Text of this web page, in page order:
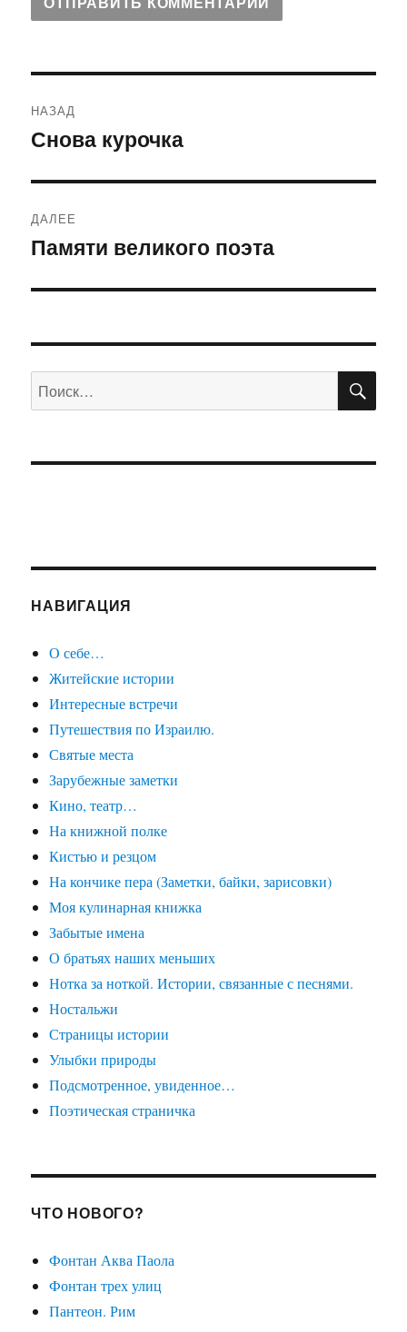
по
НАЗАД
Предыдущая
Снова курочка
ДАЛЕЕ
Следующая
Памяти великого поэта
Искать:
НАВИГАЦИЯ
О себе…
Житейские истории
Интересные встречи
Путешествия по Израилю.
Святые места
Зарубежные заметки
Кино, театр…
На книжной полке
Кистью и резцом
На кончике пера (Заметки, байки, зарисовки)
Моя кулинарная книжка
Забытые имена
О братьях наших меньших
Нотка за ноткой. Истории, связанные с песнями.
Ностальжи
Страницы истории
Улыбки природы
Подсмотренное, увиденное…
Поэтическая страничка
ЧТО НОВОГО?
Фонтан Аква Паола
Фонтан трех улиц
Пантеон. Рим